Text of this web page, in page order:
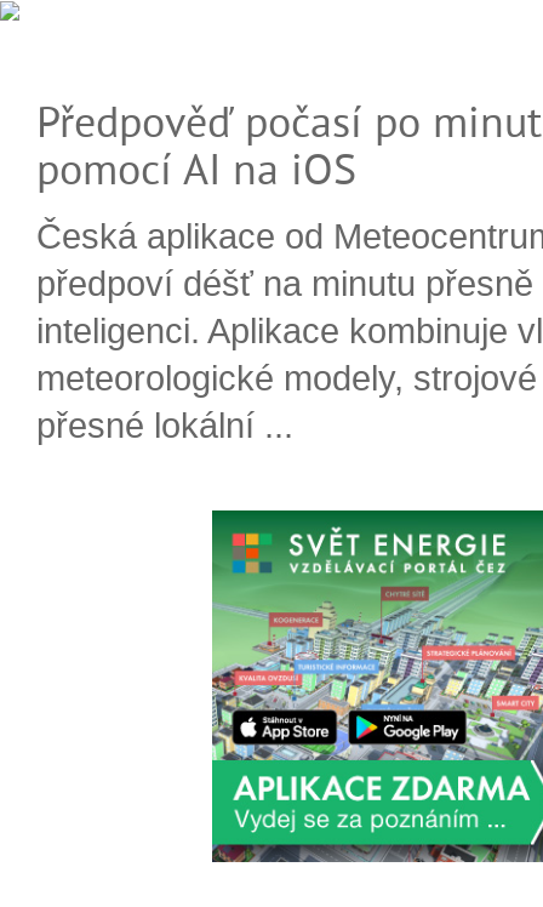
Předpověď počasí po
pomocí AI na iOS
Česká aplikace od
předpoví déšť na minutu
inteligenci. Aplikace kombinuje
meteorologické modely,
přesné lokální ...